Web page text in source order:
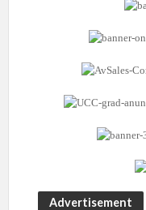
Advertisement